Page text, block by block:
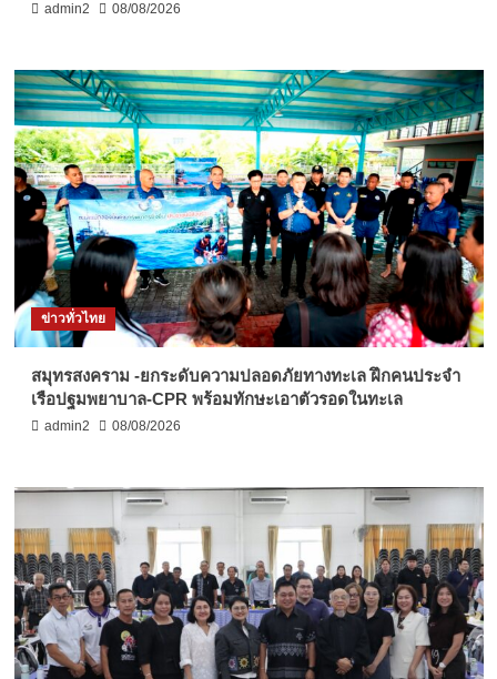
admin2 08/08/2026
ข่าวทั่วไทย
สมุทรสงคราม -ยกระดับความปลอดภัยทางทะเล ฝึกคนประจำ
เรือปฐมพยาบาล-CPR พร้อมทักษะเอาตัวรอดในทะเล
admin2 08/08/2026